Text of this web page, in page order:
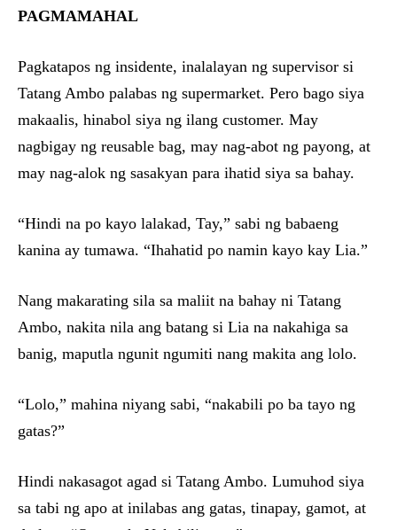
PAGMAMAHAL
Pagkatapos ng insidente, inalalayan ng supervisor si
Tatang Ambo palabas ng supermarket. Pero bago siya
makaalis, hinabol siya ng ilang customer. May
nagbigay ng reusable bag, may nag-abot ng payong, at
may nag-alok ng sasakyan para ihatid siya sa bahay.
“Hindi na po kayo lalakad, Tay,” sabi ng babaeng
kanina ay tumawa. “Ihahatid po namin kayo kay Lia.”
Nang makarating sila sa maliit na bahay ni Tatang
Ambo, nakita nila ang batang si Lia na nakahiga sa
banig, maputla ngunit ngumiti nang makita ang lolo.
“Lolo,” mahina niyang sabi, “nakabili po ba tayo ng
gatas?”
Hindi nakasagot agad si Tatang Ambo. Lumuhod siya
sa tabi ng apo at inilabas ang gatas, tinapay, gamot, at